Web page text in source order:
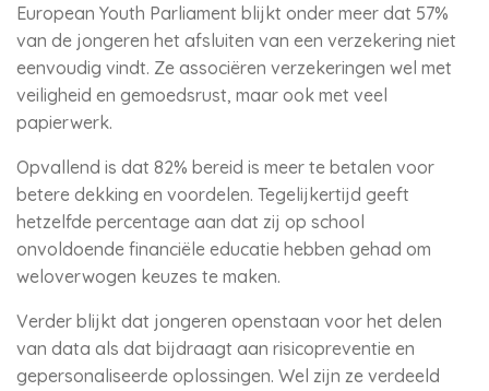
European Youth Parliament blijkt onder meer dat 57%
van de jongeren het afsluiten van een verzekering niet
eenvoudig vindt. Ze associëren verzekeringen wel met
veiligheid en gemoedsrust, maar ook met veel
papierwerk.
Opvallend is dat 82% bereid is meer te betalen voor
betere dekking en voordelen. Tegelijkertijd geeft
hetzelfde percentage aan dat zij op school
onvoldoende financiële educatie hebben gehad om
weloverwogen keuzes te maken.
Verder blijkt dat jongeren openstaan voor het delen
van data als dat bijdraagt aan risicopreventie en
gepersonaliseerde oplossingen. Wel zijn ze verdeeld